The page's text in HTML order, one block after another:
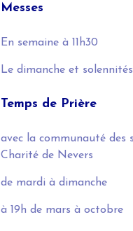
Messes
En semaine à 11h30
Le dimanche et solennités
Temps de Prière
avec la communauté des
Charité de Nevers
de mardi à dimanche
à 19h de mars à octobre